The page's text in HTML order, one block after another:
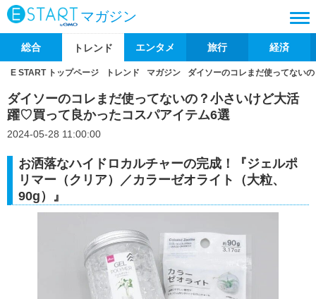
マガジン
総合 トレンド エンタメ 旅行 経済
E START トップページ トレンド マガジン ダイソーのコレまだ使ってない
ダイソーのコレまだ使ってないの？小さいけど大活
躍♡買って良かったコスパアイテム6選
2024-05-28 11:00:00
お洒落なハイドロカルチャーの完成！『ジェルポ
リマー（クリア）／カラーゼオライト（大粒、
90g）』